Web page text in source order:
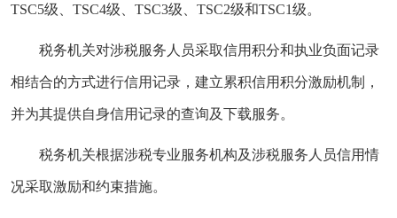
TSC5级、TSC4级、TSC3级、TSC2级和TSC1级。
税务机关对涉税服务人员采取信用积分和执业负面记录
相结合的方式进行信用记录，建立累积信用积分激励机制，
并为其提供自身信用记录的查询及下载服务。
税务机关根据涉税专业服务机构及涉税服务人员信用情
况采取激励和约束措施。